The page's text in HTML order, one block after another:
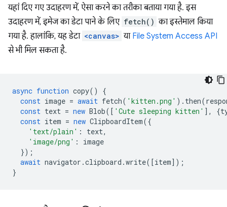
यहां दिए गए उदाहरण में, ऐसा करने का तरीका बताया गया है. इस
उदाहरण में, इमेज का डेटा पाने के लिए fetch() का इस्तेमाल किया
गया है. हालांकि, यह डेटा <canvas> या File System Access API
से भी मिल सकता है.
async function copy()
{
const image = await fetch( 'kitten.png' ). then(
const text = new Blob([ 'Cute sleeping kitten' ], {
const item = new ClipboardItem({
'text/plain' : text,
'image/png' :
image
});
await navigator .clipboard .write([item]);
}